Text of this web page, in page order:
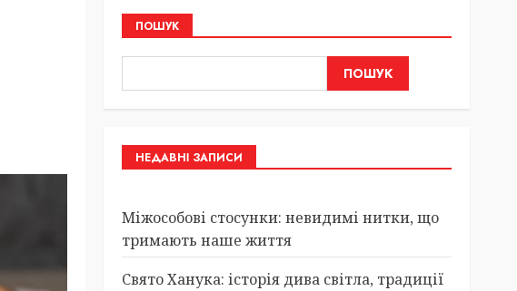
ПОШУК
ПОШУК
НЕДАВНІ ЗАПИСИ
Міжособові стосунки: невидимі нитки, що
тримають наше життя
Свято Ханука: історія дива світла, традиції